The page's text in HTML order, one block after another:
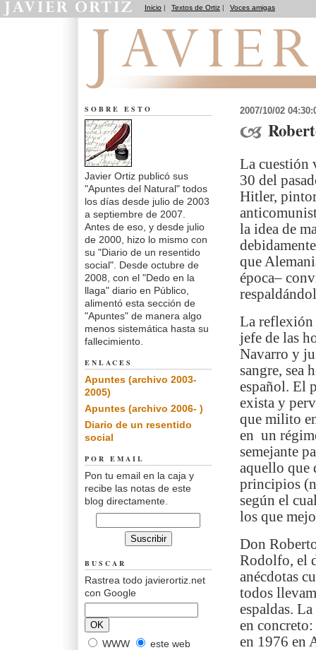
Inicio | Textos de Ortiz | Voces amigas
2007/10/02
La cuestión
30 del
Hitler,
la idea de
que
época–
La reflexión
jefe de las
Navarro y
sangre, sea
español. El
exista y
que milito
en un
semejante
aquello que
principios
según el
los que
Don
Rodolfo, el
anécdotas
todos
espaldas.
en
en 1976 en
SOBRE ESTO
Javier Ortiz publicó sus
"Apuntes del Natural" todos
los días desde julio de 2003
a septiembre de 2007.
Antes de eso, y desde julio
de 2000, hizo lo mismo con
su "Diario de un resentido
social". Desde octubre de
2008, con el "Dedo en la
llaga" diario en Público,
alimentó esta sección de
"Apuntes" de manera algo
menos sistemática hasta su
fallecimiento.
ENLACES
Apuntes (archivo 2003-
2005)
Apuntes (archivo 2006- )
Diario de un resentido
social
POR EMAIL
Pon tu email en la caja y
recibe las notas de este
blog directamente.
BUSCAR
Rastrea todo javierortiz.net
con Google
WWW este web